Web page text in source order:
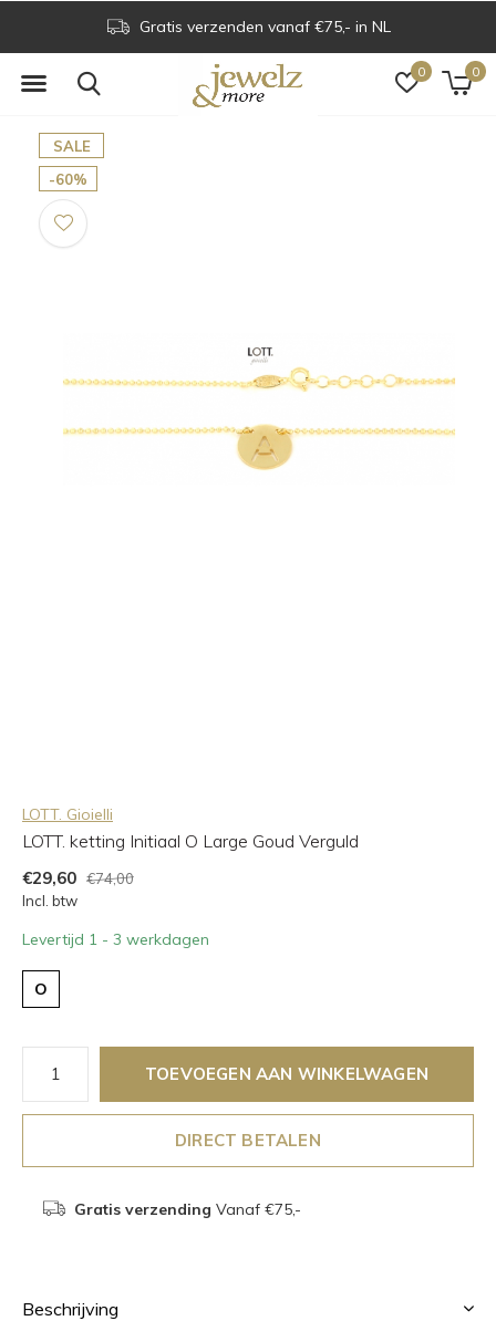
0 0
Gratis verzenden vanaf €75,- in NL
SALE
-60%
LOTT. Gioielli
LOTT. ketting Initiaal O Large Goud Verguld
€29,60 €74,00
Incl. btw
Levertijd 1 - 3 werkdagen
O
TOEVOEGEN AAN WINKELWAGEN
DIRECT BETALEN
Gratis verzending Vanaf €75,-
Beschrijving